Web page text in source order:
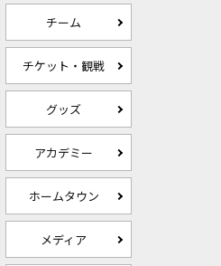
チーム
チケット・観戦
グッズ
アカデミー
ホームタウン
メディア